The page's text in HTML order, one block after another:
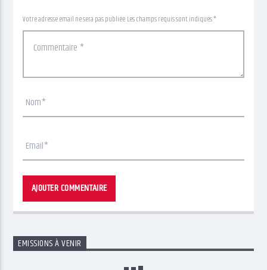
Votre adresse email ne sera pas publiée. Les champs requis sont indiqués *
EMISSIONS À VENIR